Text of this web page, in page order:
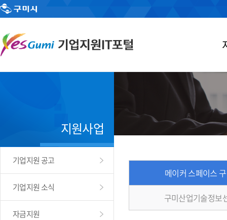
지원사업
기업지원 공고
기업지원 소식
자금지원
메이커 스페이스
구미산업기술정보